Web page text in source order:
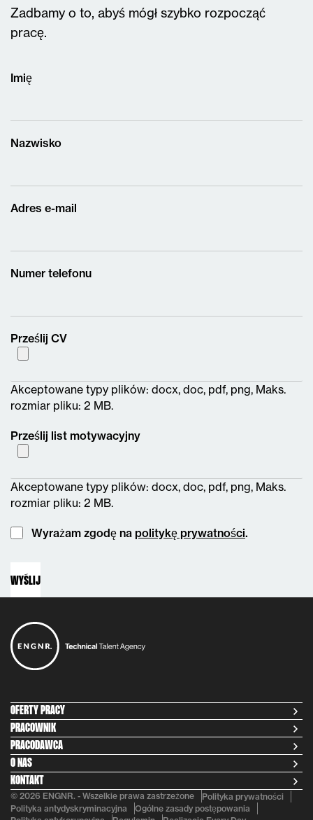
Zadbamy o to, abyś mógł szybko rozpocząć
pracę.
Imię
Nazwisko
Adres e-mail
Numer telefonu
Prześlij CV
Akceptowane typy plików: docx, doc, pdf, png, Maks.
rozmiar pliku: 2 MB.
Prześlij list motywacyjny
Akceptowane typy plików: docx, doc, pdf, png, Maks.
rozmiar pliku: 2 MB.
Instemming
Wyrażam zgodę na politykę prywatności.
OFERTY PRACY
PRACOWNIK
PRACODAWCA
O NAS
KONTAKT
© 2026 ENGNR. - Wszelkie prawa zastrzeżone
Polityka prywatności
Polityka antydyskryminacyjna
Ogólne zasady postępowania